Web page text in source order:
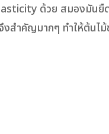
ด้วย สมองมัน
ำคัญมากๆ ทำให้ต้นไม้